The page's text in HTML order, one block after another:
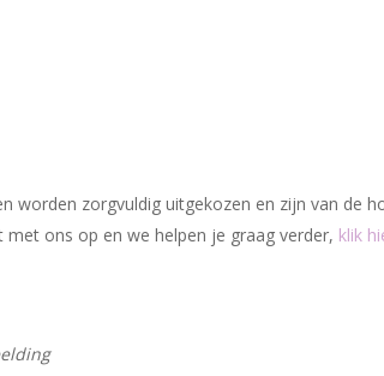
worden zorgvuldig uitgekozen en zijn van de
ons op en we helpen je graag verder, klik